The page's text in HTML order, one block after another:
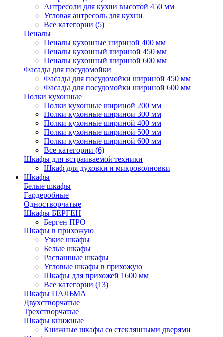
Антресоли для кухни высотой 450 мм
Угловая антресоль для кухни
Все категории (5)
Пеналы
Пеналы кухонные шириной 400 мм
Пеналы кухонный шириной 450 мм
Пеналы кухонный шириной 600 мм
Фасады для посудомойки
Фасады для посудомойки шириной 450 мм
Фасады для посудомойки шириной 600 мм
Полки кухонные
Полки кухонные шириной 200 мм
Полки кухонные шириной 300 мм
Полки кухонные шириной 400 мм
Полки кухонные шириной 500 мм
Полки кухонные шириной 600 мм
Все категории (6)
Шкафы для встраиваемой техники
Шкаф для духовки и микроволновки
Шкафы
Белые шкафы
Гардеробные
Одностворчатые
Шкафы БЕРГЕН
Берген ПРО
Шкафы в прихожую
Узкие шкафы
Белые шкафы
Распашные шкафы
Угловые шкафы в прихожую
Шкафы для прихожей 1600 мм
Все категории (13)
Шкафы ПАЛЬМА
Двухстворчатые
Трехстворчатые
Шкафы книжные
Книжные шкафы со стеклянными дверями